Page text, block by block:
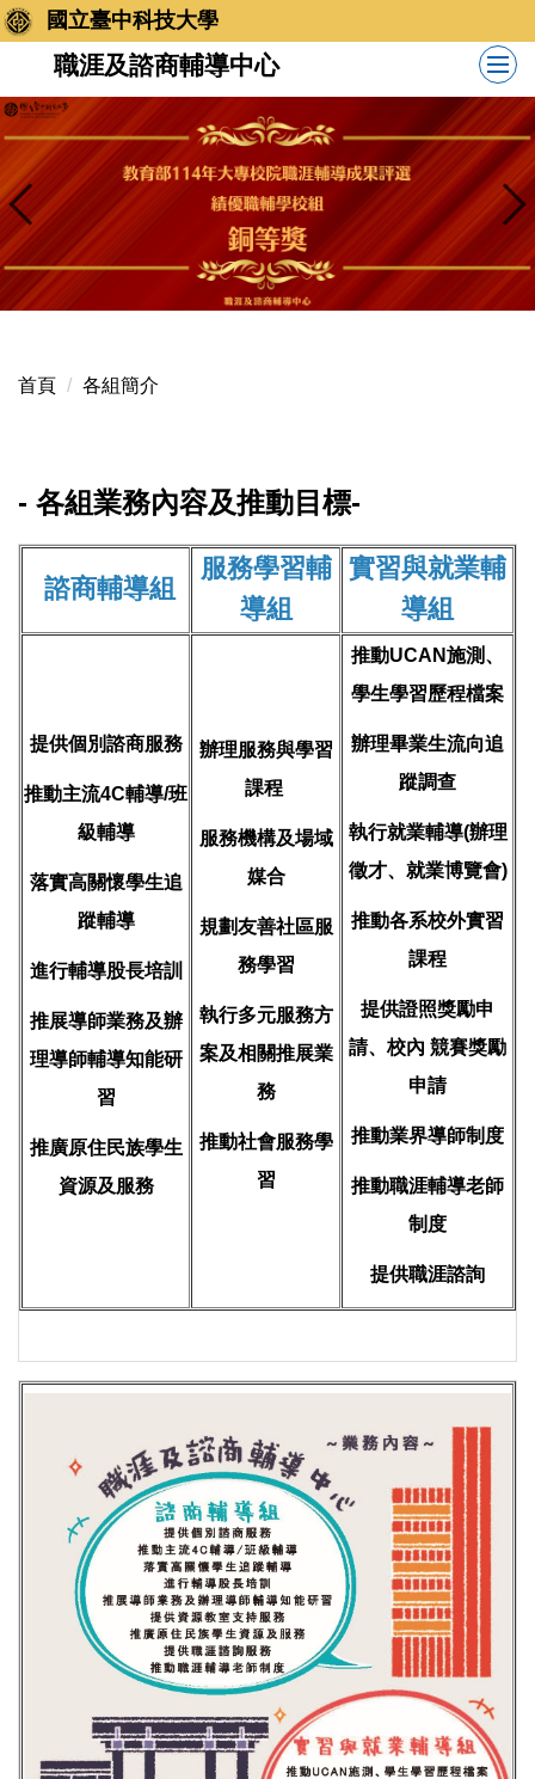
跳
到
要
內
區
國立臺中科技大學
職涯及諮商輔導中心
首頁 各組簡介
- 各組業務內容及推動目標-
諮商輔導組
服務學習輔
導組
實習與就業輔
導組
提供個別諮商服務
推動主流4C輔導/班
級輔導
落實高關懷學生追
蹤輔導
進行輔導股長培訓
推展導師業務及辦
理導師輔導知能研
習
推廣原住民族學生
資源及服務
辦理服務與學習
課程
服務機構及場域
媒合
規劃友善社區服
務學習
執行多元服務方
案及相關推展業
務
推動社會服務學
習
推動UCAN施測、
學生學習歷程檔案
辦理畢業生流向追
蹤調查
執行就業輔導(辦理
徵才、就業博覽會)
推動各系校外實習
課程
提供證照獎勵申
請、校內 競賽獎勵
申請
推動業界導師制度
推動職涯輔導老師
制度
提供職涯諮詢